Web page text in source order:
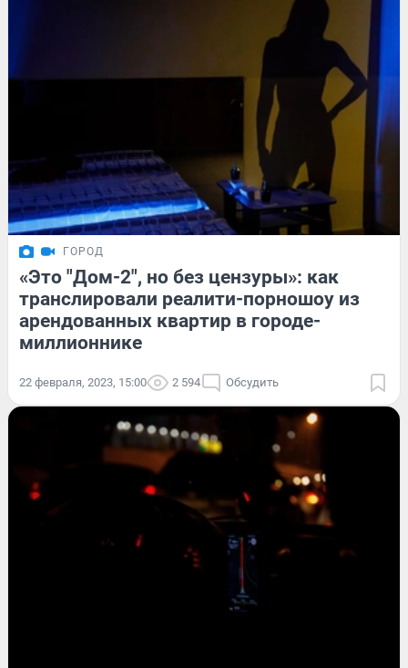
ГОРОД
«Это "Дом-2", но без цензуры»: как
транслировали реалити-порношоу из
арендованных квартир в городе-
миллионнике
22 февраля, 2023, 15:00 2 594 Обсудить